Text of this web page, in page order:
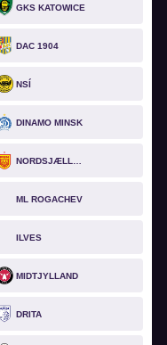
GKS KATOWICE
DAC 1904
NSÍ
DINAMO MINSK
ML ROGACHEV
ILVES
MIDTJYLLAND
DRITA